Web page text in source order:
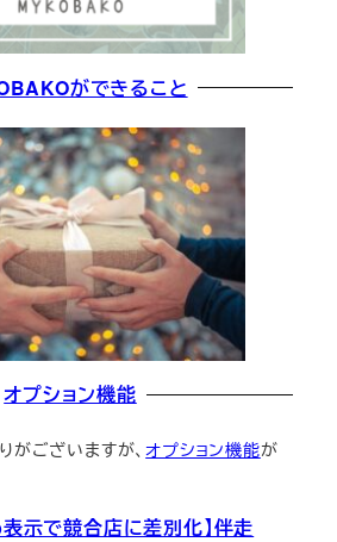
ができること
オプション機能
がございますが、オプション機能が
示で競合店に差別化】伴走